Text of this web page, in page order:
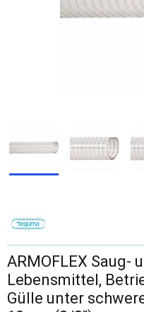
ARMOFLEX Saug-
Lebensmittel,
Gülle unter